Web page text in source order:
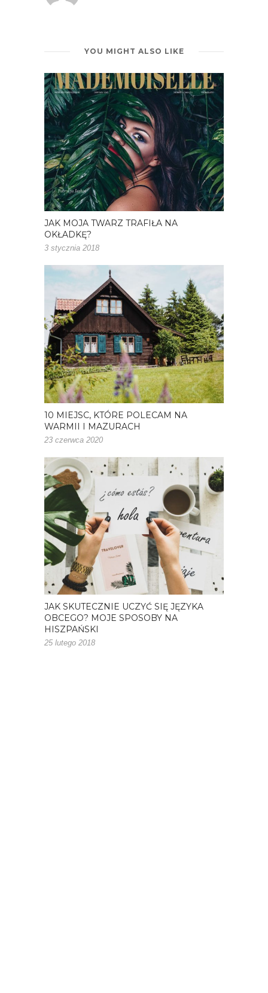
YOU MIGHT ALSO LIKE
JAK MOJA TWARZ TRAFIŁA NA
OKŁADKĘ?
3 stycznia 2018
10 MIEJSC, KTÓRE POLECAM NA
WARMII I MAZURACH
23 czerwca 2020
JAK SKUTECZNIE UCZYĆ SIĘ JĘZYKA
OBCEGO? MOJE SPOSOBY NA
HISZPAŃSKI
25 lutego 2018